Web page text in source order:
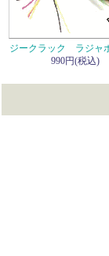
ジークラック ラジャ
990円(税込)